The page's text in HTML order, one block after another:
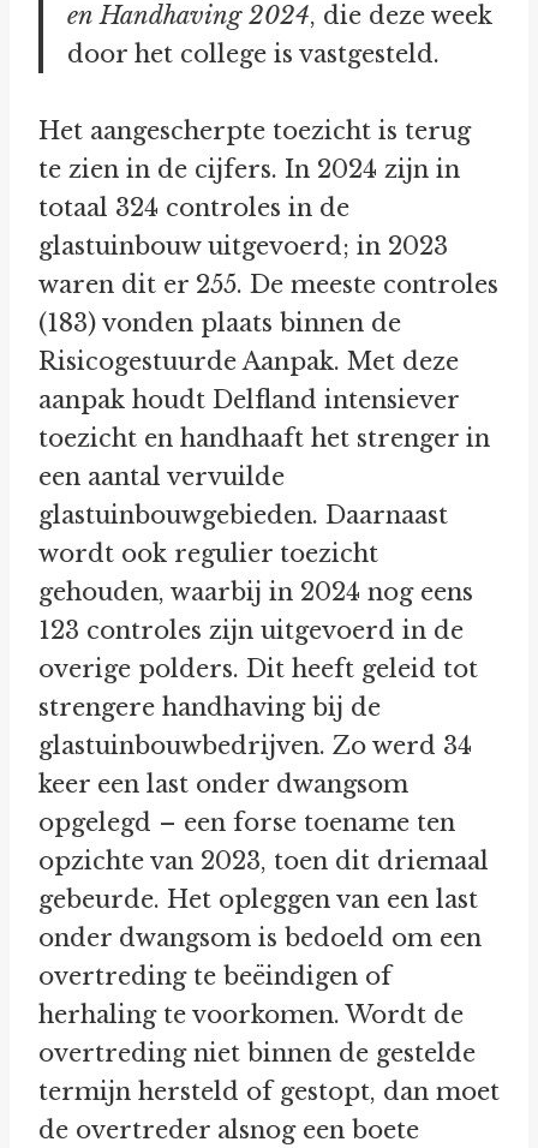
en Handhaving 2024, die deze week
door het college is vastgesteld.
Het aangescherpte toezicht is terug
te zien in de cijfers. In 2024 zijn in
totaal 324 controles in de
glastuinbouw uitgevoerd; in 2023
waren dit er 255. De meeste controles
(183) vonden plaats binnen de
Risicogestuurde Aanpak. Met deze
aanpak houdt Delfland intensiever
toezicht en handhaaft het strenger in
een aantal vervuilde
glastuinbouwgebieden. Daarnaast
wordt ook regulier toezicht
gehouden, waarbij in 2024 nog eens
123 controles zijn uitgevoerd in de
overige polders. Dit heeft geleid tot
strengere handhaving bij de
glastuinbouwbedrijven. Zo werd 34
keer een last onder dwangsom
opgelegd – een forse toename ten
opzichte van 2023, toen dit driemaal
gebeurde. Het opleggen van een last
onder dwangsom is bedoeld om een
overtreding te beëindigen of
herhaling te voorkomen. Wordt de
overtreding niet binnen de gestelde
termijn hersteld of gestopt, dan moet
de overtreder alsnog een boete